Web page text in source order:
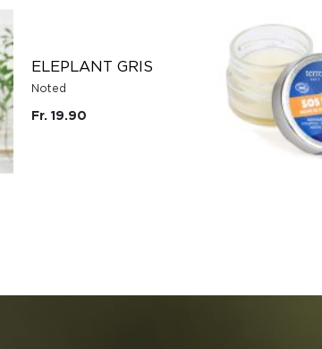
ELEPLANT GRIS
Noted
Fr. 19.90